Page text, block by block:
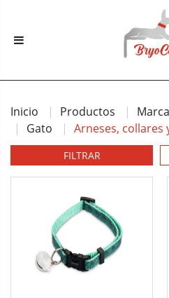
Inicio Productos
Gato
Arneses, collares
FILTRAR